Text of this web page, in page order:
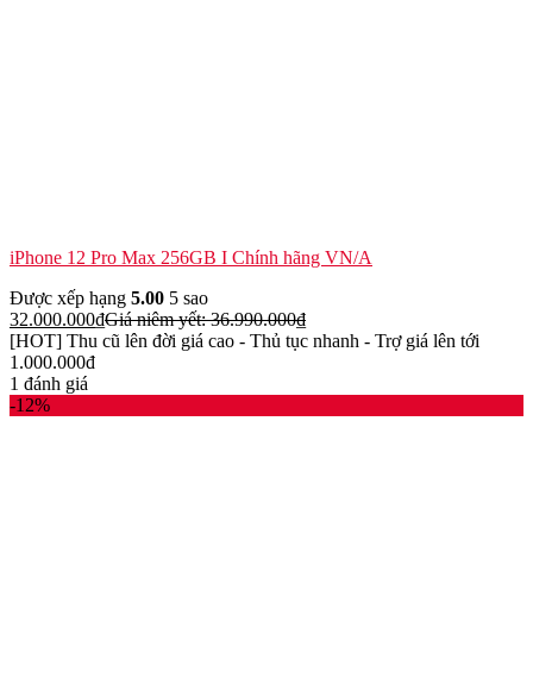
iPhone 12 Pro Max 256GB I Chính hãng VN/A
Được xếp hạng 5.00 5 sao
32.000.000₫Giá niêm yết:36.990.000₫
[HOT] Thu cũ lên đời giá cao - Thủ tục nhanh - Trợ giá lên tới
1.000.000đ
1 đánh giá
-12%